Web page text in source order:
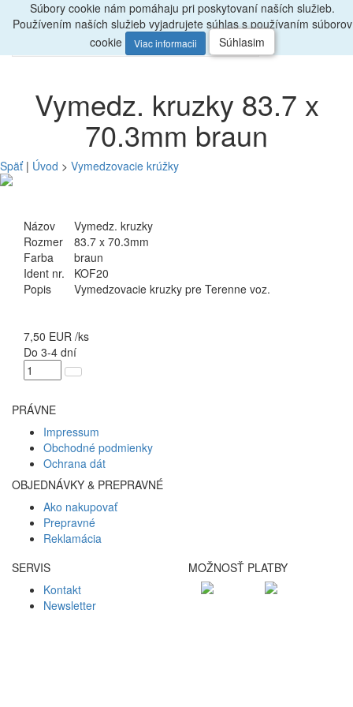
Radiporadíme, zavolajte047/4397722
Menu
0
Vymedz. kruzky 83.7 x
70.3mm braun
Späť| Úvod > Vymedzovacie krúžky
Názov
Vymedz. kruzky
Rozmer 83.7 x 70.3mm
Farba
braun
Ident nr. KOF20
Popis
Vymedzovacie kruzky pre Terenne voz.
7,50 EUR /ks
Do 3-4 dní
PRÁVNE
Impressum
Obchodné podmienky
Ochrana dát
OBJEDNÁVKY & PREPRAVNÉ
Ako nakupovať
Prepravné
Reklamácia
SERVIS
Kontakt
Newsletter
MOŽNOSŤ PLATBY
Súbory cookie nám pomáhaju pri poskytovaní naších služieb.
Používením naších služieb vyjadrujete súhlas s používaním súborov
cookie
Viac informacii Súhlasim